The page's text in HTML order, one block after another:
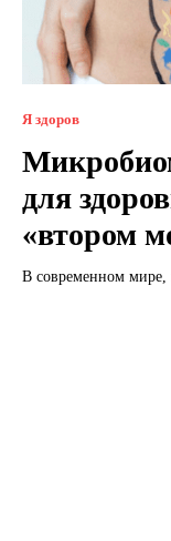
Я здоров
для
«втором
В современном мире,